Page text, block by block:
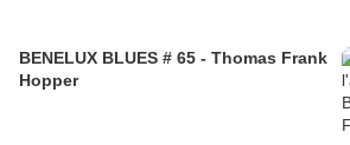
BENELUX BLUES # 65 - Thomas Frank
Hopper